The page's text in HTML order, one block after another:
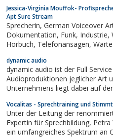
Jessica-Virginia Mouffok-
Apt Sure Stream
Sprecherin, German Voiceover Artist, für Film, TV,
Dokumentation, Funk, Industrie, Werbung, Jingles, Off-Stimme,
Hörbuch, Telefonansagen, Warteschleifen.Referenzen
WDR;Hörbücher versch. Genres
Daimler,Lieken Urkorn,...
dynamic audio
dynamic audio ist der Full
Audioproduktionen jeglicher Art
Unternehmens liegt dabei auf
Telefonsysteme.
Vocalitas - Sprechtraining und
Unter der Leitung der
Expertin für Sprechbildung, Petra Wolf-Perraudin, bietet Vocalitas
ein umfangreiches Spektrum an